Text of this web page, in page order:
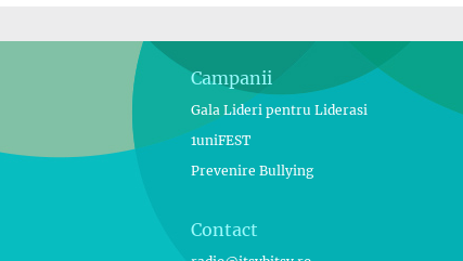
Campanii
Gala Lideri pentru Liderasi
1uniFEST
Prevenire Bullying
Contact